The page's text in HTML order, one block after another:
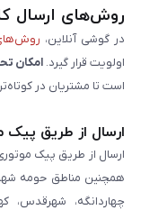
روش‌های ارسال
در گوشی آنلاین، روش‌های
اولویت قرار گیرد. امکان تحویل
است تا مشتریان در
ارسال از طریق پیک
همچنین مناطق حومه
چهاردانگه، شهرقدس،